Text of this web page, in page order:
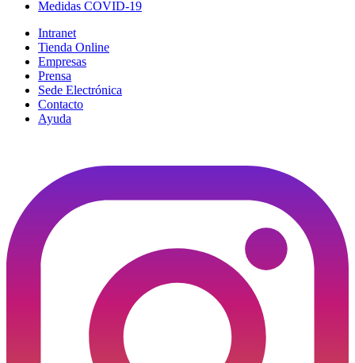
Medidas COVID-19
Intranet
Tienda Online
Empresas
Prensa
Sede Electrónica
Contacto
Ayuda